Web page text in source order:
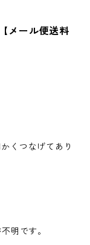
メール便送料
くつなげてあり
明です。